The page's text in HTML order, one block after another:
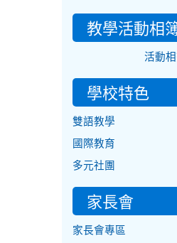
教學活動相
活動
學校特色
雙語教學
國際教育
多元社團
家長會
家長會專區